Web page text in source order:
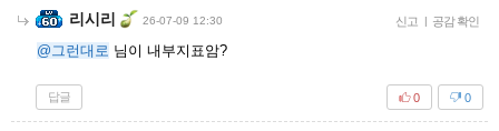
리시리 26-07-09 12:30 신고 | 공감 확인
@그런대로 님이 내부지표암?
답글 0
0